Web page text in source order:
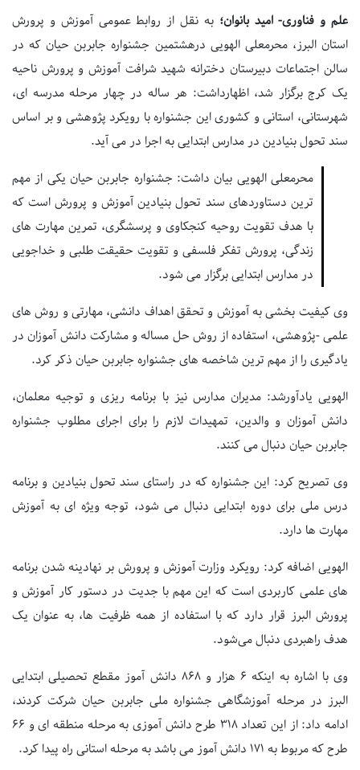
علم و فناوری- امید بانوان؛ به نقل از روابط عمومی آموزش و پرورش
استان البرز، محرمعلی الهویی درهشتمین جشنواره جابربن حیان که در
سالن اجتماعات دبیرستان دخترانه شهید شرافت آموزش و پرورش ناحیه
یک کرج برگزار شد، اظهارداشت: هر ساله در چهار مرحله مدرسه ای،
شهرستانی، استانی و کشوری این جشنواره با رویکرد پژوهشی و بر اساس
سند تحول بنیادین در مدارس ابتدایی به اجرا در می آید.
محرمعلی الهویی بیان داشت: جشنواره جابربن حیان یکی از مهم
ترین دستاوردهای سند تحول بنیادین آموزش و پرورش است که
با هدف تقویت روحیه کنجکاوی و پرسشگری، تمرین مهارت های
زندگی، پرورش تفکر فلسفی و تقویت حقیقت طلبی و خداجویی
در مدارس ابتدایی برگزار می شود.
وی کیفیت بخشی به آموزش و تحقق اهداف دانشی، مهارتی و روش های
علمی -پژوهشی، استفاده از روش حل مساله و مشارکت دانش آموزان در
یادگیری را از مهم ترین شاخصه های جشنواره جابربن حیان ذکر کرد.
الهویی یادآورشد: مدیران مدارس نیز با برنامه ریزی و توجیه معلمان،
دانش آموزان و والدین، تمهیدات لازم را برای اجرای مطلوب جشنواره
جابربن حیان دنبال می کنند.
وی تصریح کرد: این جشنواره که در راستای سند تحول بنیادین و برنامه
درس ملی برای دوره ابتدایی دنبال می شود، توجه ویژه ای به آموزش
مهارت ها دارد.
الهویی اضافه کرد: رویکرد وزارت آموزش و پرورش بر نهادینه شدن برنامه
های علمی کاربردی است که این مهم با جدیت در دستور کار آموزش و
پرورش البرز قرار دارد که با استفاده از همه ظرفیت ها، به عنوان یک
هدف راهبردی دنبال می‌شود.
وی با اشاره به اینکه ۶ هزار و ۸۶۸ دانش آموز مقطع تحصیلی ابتدایی
البرز در مرحله آموزشگاهی جشنواره ملی جابربن حیان شرکت کردند،
ادامه داد: از این تعداد ۳۱۸ طرح دانش آموزی به مرحله منطقه ای و ۶۶
طرح که مربوط به ۱۷۱ دانش آموز می باشد به مرحله استانی راه پیدا کرد.